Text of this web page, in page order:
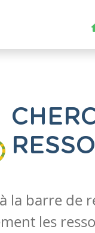
la barre de
les